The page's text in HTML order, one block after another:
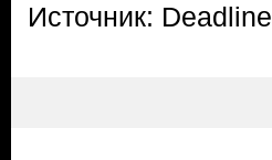
Источник: Deadline